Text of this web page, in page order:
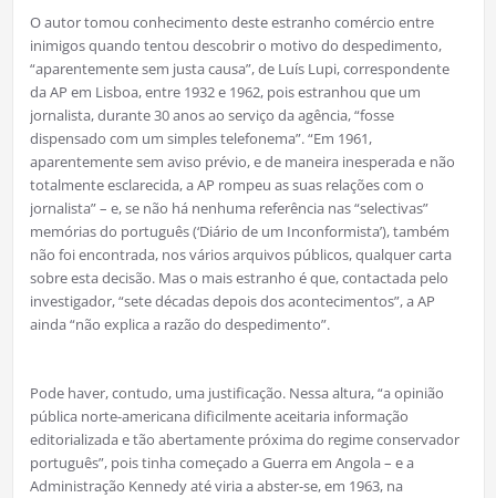
O autor tomou conhecimento deste estranho comércio entre
inimigos quando tentou descobrir o motivo do despedimento,
“aparentemente sem justa causa”, de Luís Lupi, correspondente
da AP em Lisboa, entre 1932 e 1962, pois estranhou que um
jornalista, durante 30 anos ao serviço da agência, “fosse
dispensado com um simples telefonema”. “Em 1961,
aparentemente sem aviso prévio, e de maneira inesperada e não
totalmente esclarecida, a AP rompeu as suas relações com o
jornalista” – e, se não há nenhuma referência nas “selectivas”
memórias do português (‘Diário de um Inconformista’), também
não foi encontrada, nos vários arquivos públicos, qualquer carta
sobre esta decisão. Mas o mais estranho é que, contactada pelo
investigador, “sete décadas depois dos acontecimentos”, a AP
ainda “não explica a razão do despedimento”.
Pode haver, contudo, uma justificação. Nessa altura, “a opinião
pública norte-americana dificilmente aceitaria informação
editorializada e tão abertamente próxima do regime conservador
português”, pois tinha começado a Guerra em Angola – e a
Administração Kennedy até viria a abster-se, em 1963, na